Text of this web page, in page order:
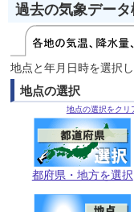
過去の気象データ
地点と年月日時を選択
地点の選択
地点の選択をクリ
都府県・地方を選択